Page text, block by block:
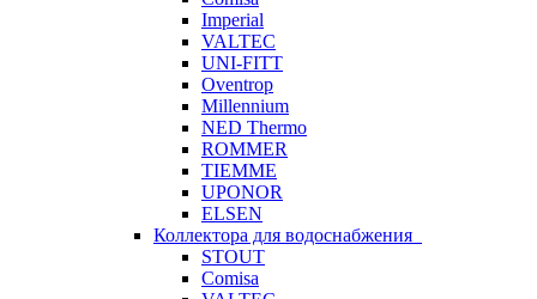
Imperial
VALTEC
UNI-FITT
Oventrop
Millennium
NED Thermo
ROMMER
TIEMME
UPONOR
ELSEN
Коллектора для водоснабжения
STOUT
Comisa